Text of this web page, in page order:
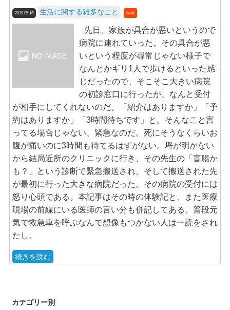
2019.05.16 生活に関する雑多なこと book
先日、家族が具合が悪いというので
病院に連れていった。その具合が悪
いという程度が尋常じゃない様子で
なんとかギリ1人で歩けるといった感
じだったので、そこそこ大きい病院
の初診窓口に行ったが、なんと受付
が相手にしてくれないのだ。「紹介はありますか」「予
約はありますか」「3時間待ちです」と。そんなこと言
ってる場合じゃない、緊急なのだ。死にそうなくらいお
腹が痛いのに3時間も待てるはずがない。埒が明かない
から結局近所のクリニックに行き、その先生の「盲腸か
も？」という診断で緊急搬送され、そして搬送された先
が最初に行った大きな病院だった。その病院の受付には
怒り心頭である。本記事はその時の体験記と、また医療
現場の前線にいる医師の言い分も併記してある。普段元
気で救急車を呼ぶなんて想像もつかない人は一読をされ
たし。
続きを読む
カテゴリー別